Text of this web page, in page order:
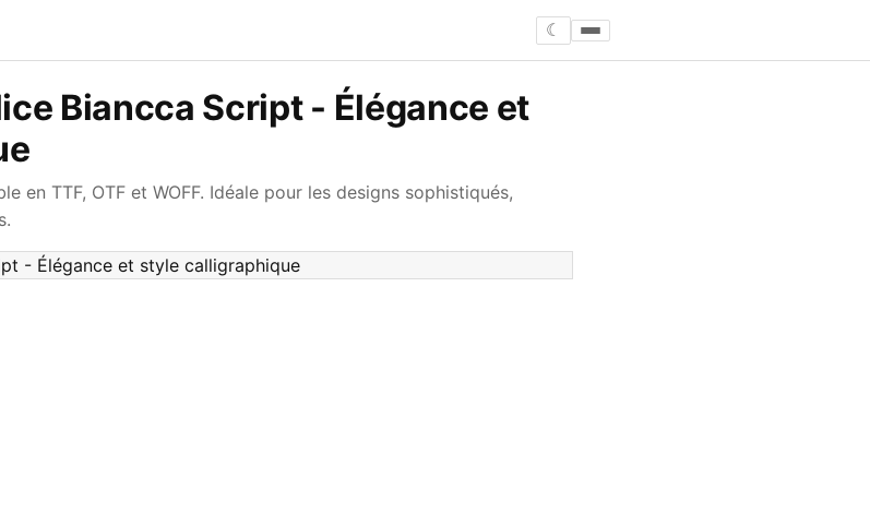
☾
Biancca Script - Élégance et
en TTF, OTF et WOFF. Idéale pour les designs sophistiqués,